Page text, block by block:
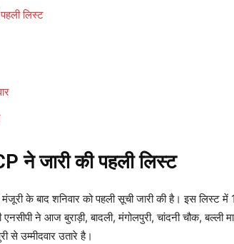
लिस्ट
ने जारी की पहली लिस्ट
मंजूरी के बाद शनिवार को पहली सूची जारी की है। इस लिस्ट में
ने आज बुराड़ी, बादली, मंगोलपुरी, चांदनी चौक, बल्ली
से उम्मीदवार उतारे है।